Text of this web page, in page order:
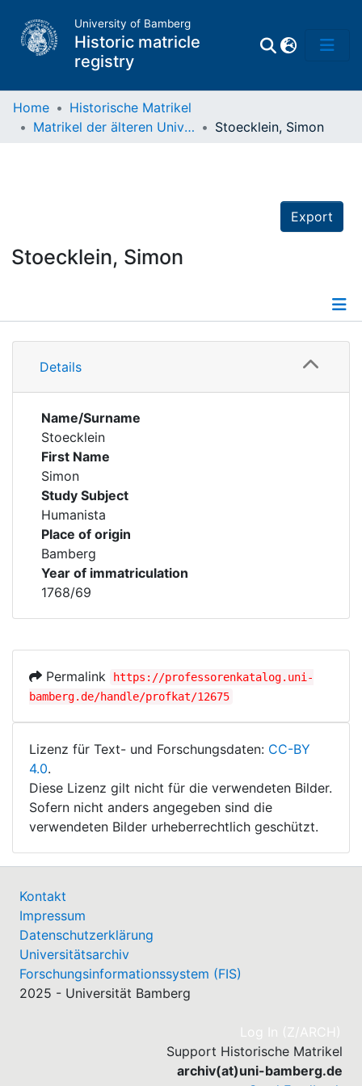
University of Bamberg
Historic matricle
registry
Home
Historische Matrikel
Matrikel der älteren Universität
Stoecklein, Simon
Export
Stoecklein, Simon
Details
Details
Name/Surname
Stoecklein
First Name
Simon
Study Subject
Humanista
Place of origin
Bamberg
Year of immatriculation
1768/69
Permalink
https://professorenkatalog.uni-
bamberg.de/handle/profkat/12675
Lizenz für Text- und Forschungsdaten: CC-BY
4.0.
Diese Lizenz gilt nicht für die verwendeten Bilder.
Sofern nicht anders angegeben sind die
verwendeten Bilder urheberrechtlich geschützt.
Kontakt
Impressum
Datenschutzerklärung
Universitätsarchiv
Forschungsinformationssystem (FIS)
2025 - Universität Bamberg
Log In (Z/ARCH)
Support Historische Matrikel
archiv(at)uni-bamberg.de